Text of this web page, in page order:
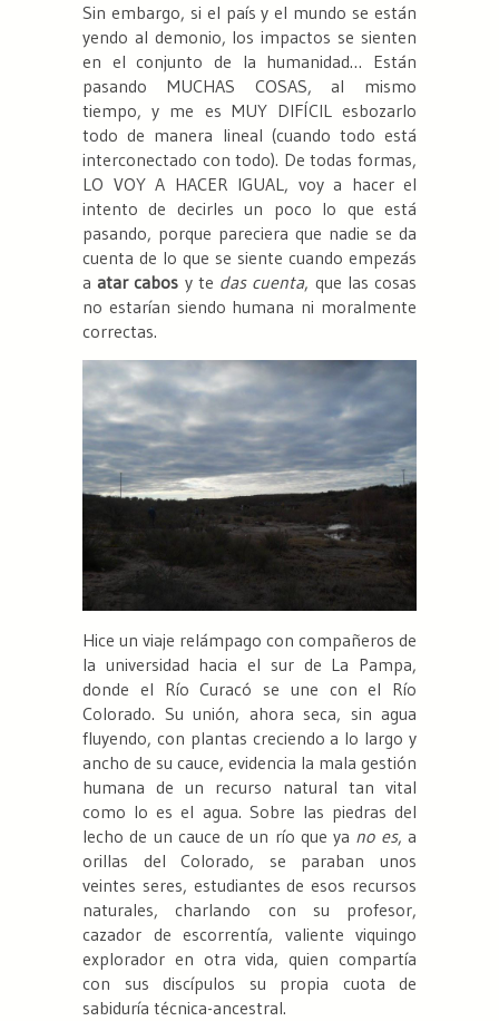
Sin embargo, si el país y el mundo se están
yendo al demonio, los impactos se sienten
en el conjunto de la humanidad… Están
pasando MUCHAS COSAS, al mismo
tiempo, y me es MUY DIFÍCIL esbozarlo
todo de manera lineal (cuando todo está
interconectado con todo). De todas formas,
LO VOY A HACER IGUAL, voy a hacer el
intento de decirles un poco lo que está
pasando, porque pareciera que nadie se da
cuenta de lo que se siente cuando empezás
aatar cabos y te das cuenta, que las cosas
no estarían siendo humana ni moralmente
correctas.
Hice un viaje relámpago con compañeros de
la universidad hacia el sur de La Pampa,
donde el Río Curacó se une con el Río
Colorado. Su unión, ahora seca, sin agua
fluyendo, con plantas creciendo a lo largo y
ancho de su cauce, evidencia la mala gestión
humana de un recurso natural tan vital
como lo es el agua. Sobre las piedras del
lecho de un cauce de un río que ya no es, a
orillas del Colorado, se paraban unos
veintes seres, estudiantes de esos recursos
naturales, charlando con su profesor,
cazador de escorrentía, valiente viquingo
explorador en otra vida, quien compartía
con sus discípulos su propia cuota de
sabiduría técnica-ancestral.